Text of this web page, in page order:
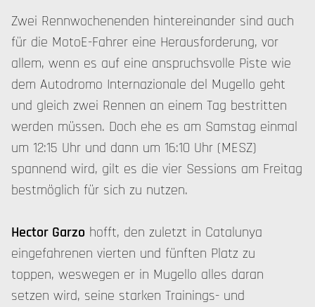
Zwei Rennwochenenden hintereinander sind auch
für die MotoE-Fahrer eine Herausforderung, vor
allem, wenn es auf eine anspruchsvolle Piste wie
dem Autodromo Internazionale del Mugello geht
und gleich zwei Rennen an einem Tag bestritten
werden müssen. Doch ehe es am Samstag einmal
um 12:15 Uhr und dann um 16:10 Uhr (MESZ)
spannend wird, gilt es die vier Sessions am Freitag
bestmöglich für sich zu nutzen.
Hector Garzo hofft, den zuletzt in Catalunya
eingefahrenen vierten und fünften Platz zu
toppen, weswegen er in Mugello alles daran
setzen wird, seine starken Trainings- und